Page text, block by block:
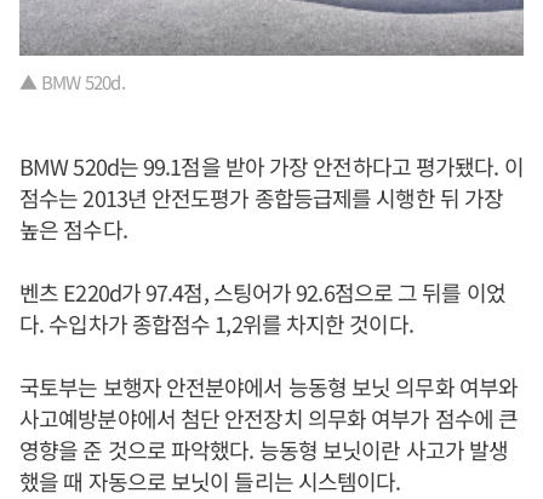
▲ BMW 520d.
BMW 520d는 99.1점을 받아 가장 안전하다고 평가됐다. 이
점수는 2013년 안전도평가 종합등급제를 시행한 뒤 가장
높은 점수다.
벤츠 E220d가 97.4점, 스팅어가 92.6점으로 그 뒤를 이었
다. 수입차가 종합점수 1,2위를 차지한 것이다.
국토부는 보행자 안전분야에서 능동형 보닛 의무화 여부와
사고예방분야에서 첨단 안전장치 의무화 여부가 점수에 큰
영향을 준 것으로 파악했다. 능동형 보닛이란 사고가 발생
했을 때 자동으로 보닛이 들리는 시스템이다.